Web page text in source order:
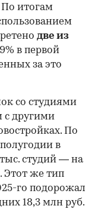
По итогам
две из
в первой
за это
со студиями
с другими
По
в
студий — на
Этот же тип
го подорожал
18,3 млн руб.